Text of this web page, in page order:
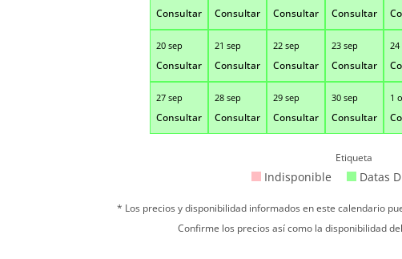
Consultar Consultar Consultar Consultar
20 sep
Consultar
21 sep
Consultar
22 sep
Consultar
23 sep
Consultar
24
27 sep
Consultar
28 sep
Consultar
29 sep
Consultar
30 sep
Consultar
1
Etiqueta
Indisponible Datas
* Los precios y disponibilidad informados en este calendario
Confirme los precios así como la disponibilidad